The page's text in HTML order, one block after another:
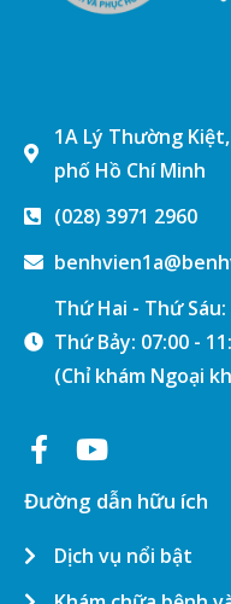
1A Lý Thường
phố Hồ Chí Minh
(028) 3971 2960
Thứ Hai - Thứ Sáu:
Thứ Bảy: 07:00 -
(Chỉ khám Ngoại
Đường dẫn hữu ích
Dịch vụ nổi bật